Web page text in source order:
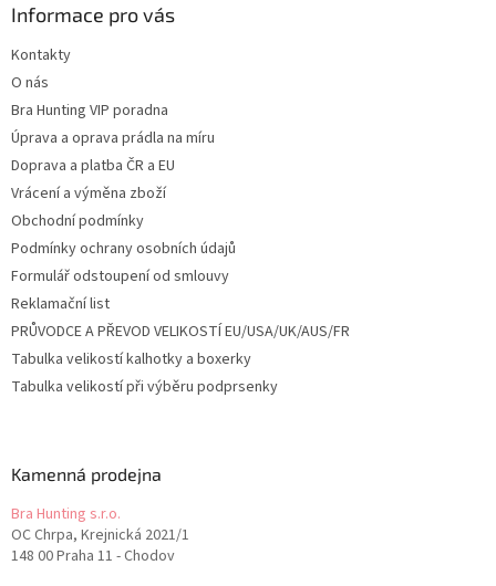
Informace pro vás
Kontakty
O nás
Bra Hunting VIP poradna
Úprava a oprava prádla na míru
Doprava a platba ČR a EU
Vrácení a výměna zboží
Obchodní podmínky
Podmínky ochrany osobních údajů
Formulář odstoupení od smlouvy
Reklamační list
PRŮVODCE A PŘEVOD VELIKOSTÍ EU/USA/UK/AUS/FR
Tabulka velikostí kalhotky a boxerky
Tabulka velikostí při výběru podprsenky
Kamenná prodejna
Bra Hunting s.r.o.
OC Chrpa, Krejnická 2021/1
148 00 Praha 11 - Chodov